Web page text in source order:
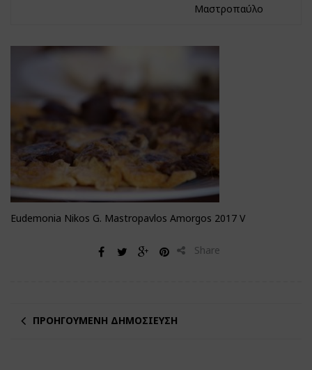
Μαστροπαύλο
Eudemonia Nikos G. Mastropavlos Amorgos 2017 V
Share
ΠΡΟΗΓΟΎΜΕΝΗ ΔΗΜΟΣΊΕΥΣΗ